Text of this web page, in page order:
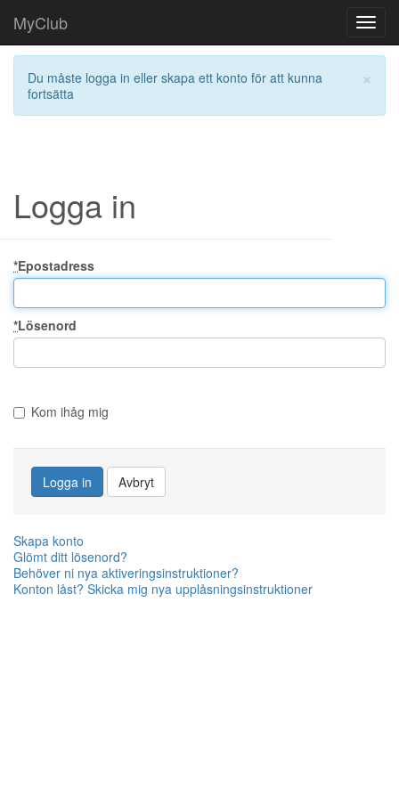
MyClub
×
Du måste logga in eller skapa ett konto för att kunna
fortsätta
Logga in
*Epostadress
*Lösenord
Kom ihåg mig
Logga in Avbryt
Skapa konto
Glömt ditt lösenord?
Behöver ni nya aktiveringsinstruktioner?
Konton låst? Skicka mig nya upplåsningsinstruktioner